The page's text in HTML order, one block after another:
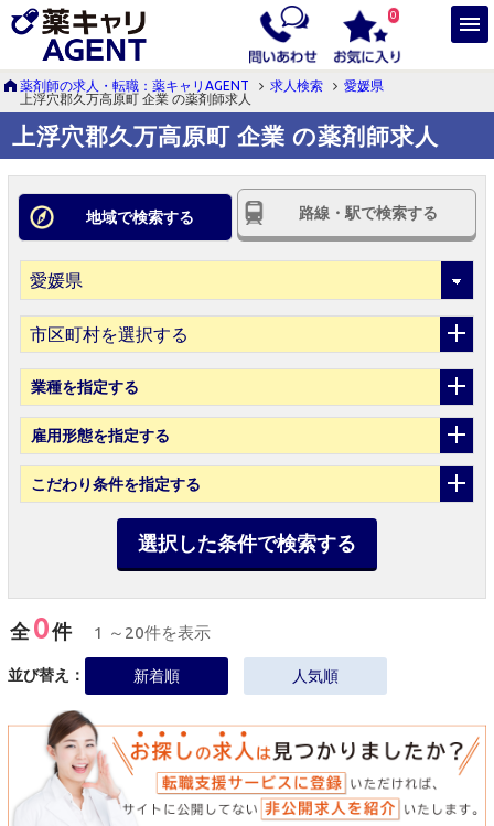
0
薬剤師の求人・転職：薬キャリAGENT 求人検索
愛媛県
上浮穴郡久万高原町 企業 の薬剤師求人
上浮穴郡久万高原町 企業 の薬剤師求人
地域で検索する 路線・駅で検索する
市区町村を選択する
業種を指定する
雇用形態を指定する
こだわり条件を指定する
選択した条件で検索する
全0件 1 ～20件を表示
並び替え： 新着順 人気順